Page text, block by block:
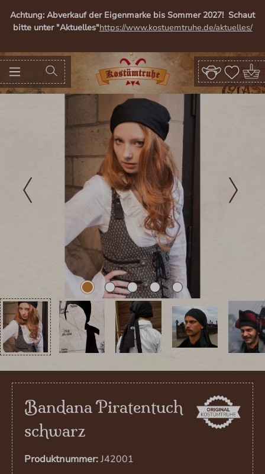
springen
Achtung: Abverkauf der Eigenmarke bis Sommer 2027! Schaut
bitte unter "Aktuelles"https://www.kostuemtruhe.de/aktuelles/
Bildergalerie überspringen
Bandana Piratentuch
schwarz
Produktnummer:J42001